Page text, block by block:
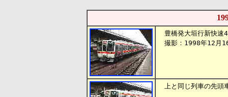
豊橋発大垣行新快速
撮影：1998年12月
上と同じ列車の先頭